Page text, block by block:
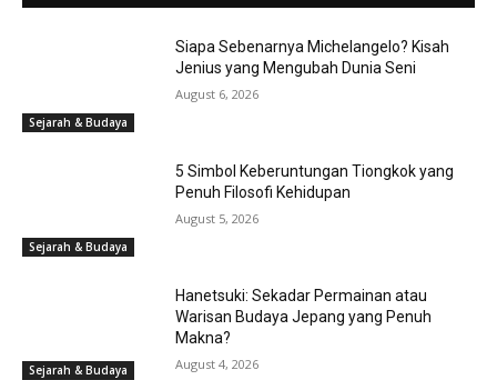
Sejarah & Budaya
Siapa Sebenarnya Michelangelo? Kisah
Jenius yang Mengubah Dunia Seni
August 6, 2026
Sejarah & Budaya
5 Simbol Keberuntungan Tiongkok yang
Penuh Filosofi Kehidupan
August 5, 2026
Sejarah & Budaya
Hanetsuki: Sekadar Permainan atau
Warisan Budaya Jepang yang Penuh
Makna?
August 4, 2026